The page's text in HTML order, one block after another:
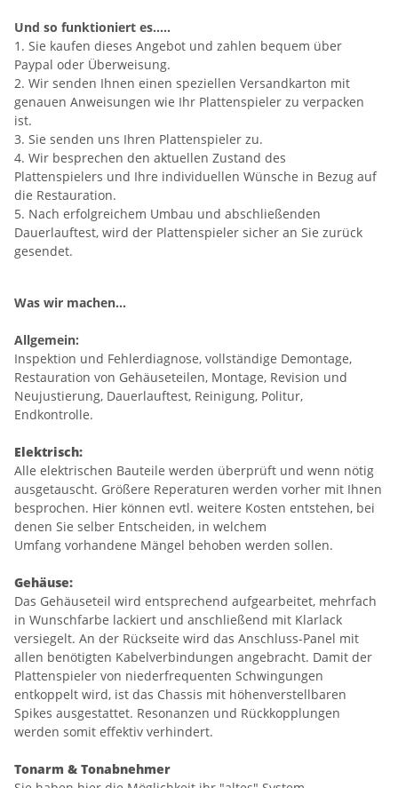
Und so funktioniert es.....
1. Sie kaufen dieses Angebot und zahlen bequem über
Paypal oder Überweisung.
2. Wir senden Ihnen einen speziellen Versandkarton mit
genauen Anweisungen wie Ihr Plattenspieler zu verpacken
ist.
3. Sie senden uns Ihren Plattenspieler zu.
4. Wir besprechen den aktuellen Zustand des
Plattenspielers und Ihre individuellen Wünsche in Bezug auf
die Restauration.
5. Nach erfolgreichem Umbau und abschließenden
Dauerlauftest, wird der Plattenspieler sicher an Sie zurück
gesendet.
Was wir machen...
Allgemein:
Inspektion und Fehlerdiagnose, vollständige Demontage,
Restauration von Gehäuseteilen, Montage, Revision und
Neujustierung, Dauerlauftest, Reinigung, Politur,
Endkontrolle.
Elektrisch:
Alle elektrischen Bauteile werden überprüft und wenn nötig
ausgetauscht. Größere Reperaturen werden vorher mit Ihnen
besprochen. Hier können evtl. weitere Kosten entstehen, bei
denen Sie selber Entscheiden, in welchem
Umfang vorhandene Mängel behoben werden sollen.
Gehäuse:
Das Gehäuseteil wird entsprechend aufgearbeitet, mehrfach
in Wunschfarbe lackiert und anschließend mit Klarlack
versiegelt. An der Rückseite wird das Anschluss-Panel mit
allen benötigten Kabelverbindungen angebracht. Damit der
Plattenspieler von niederfrequenten Schwingungen
entkoppelt wird, ist das Chassis mit höhenverstellbaren
Spikes ausgestattet. Resonanzen und Rückkopplungen
werden somit effektiv verhindert.
Tonarm & Tonabnehmer